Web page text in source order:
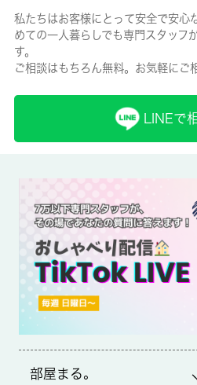
保険加入/料金
有/26680円
保険名/保険期間
-/2年
保証会社の利用 利用料の100％～
賃貸区分/契約期間
一般/-
取引形態
備考
私たちはお客様にとって安全で安心
めての一人暮らしでも専門スタッフ
す。
ご相談はもちろん無料。お気軽にご
LINEで
部屋まる。